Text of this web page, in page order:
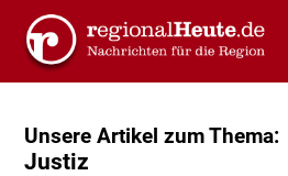
Unsere Artikel zum Thema:
Justiz